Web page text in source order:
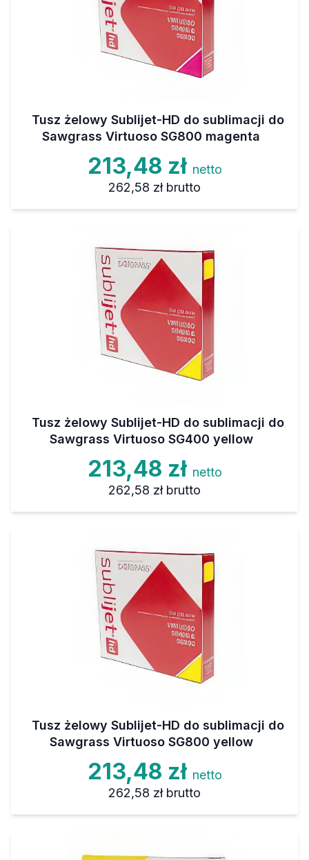
Tusz żelowy Sublijet-HD do sublimacji do
Sawgrass Virtuoso SG800 magenta
213,48 zł netto
262,58 zł brutto
Tusz żelowy Sublijet-HD do sublimacji do
Sawgrass Virtuoso SG400 yellow
213,48 zł netto
262,58 zł brutto
Tusz żelowy Sublijet-HD do sublimacji do
Sawgrass Virtuoso SG800 yellow
213,48 zł netto
262,58 zł brutto